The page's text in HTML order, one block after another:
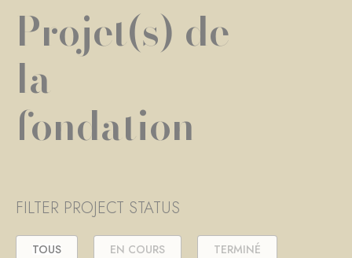
Projet(s) de
la
fondation
FILTER PROJECT STATUS
TOUS EN COURS TERMINÉ